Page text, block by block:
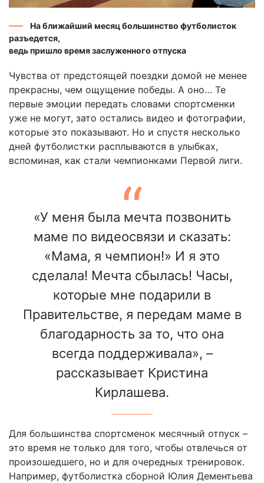
На ближайший месяц большинство футболисток
разъедется,
ведь пришло время заслуженного отпуска
Чувства от предстоящей поездки домой не менее
прекрасны, чем ощущение победы. А оно… Те
первые эмоции передать словами спортсменки
уже не могут, зато остались видео и фотографии,
которые это показывают. Но и спустя несколько
дней футболистки расплываются в улыбках,
вспоминая, как стали чемпионками Первой лиги.
«У меня была мечта позвонить
маме по видеосвязи и сказать:
«Мама, я чемпион!» И я это
сделала! Мечта сбылась! Часы,
которые мне подарили в
Правительстве, я передам маме в
благодарность за то, что она
всегда поддерживала», –
рассказывает Кристина
Кирлашева.
Для большинства спортсменок месячный отпуск –
это время не только для того, чтобы отвлечься от
произошедшего, но и для очередных тренировок.
Например, футболистка сборной Юлия Дементьева